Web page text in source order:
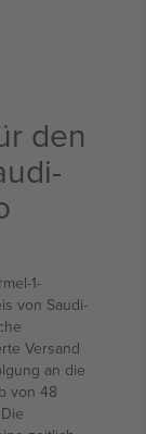
den
1-
von Saudi-
Versand
an die
von 48